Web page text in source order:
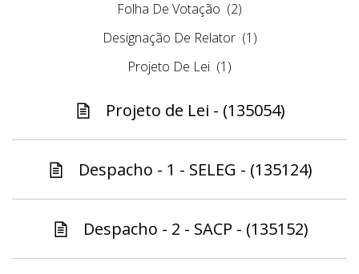
Folha De Votação (2)
Designação De Relator (1)
Projeto De Lei (1)
Projeto de Lei - (135054)
Despacho - 1 - SELEG - (135124)
Despacho - 2 - SACP - (135152)